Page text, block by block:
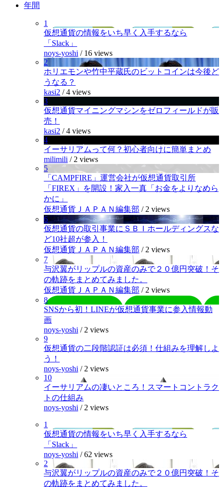
年間
1
仮想通貨の情報をいち早く入手するなら
「Slack」
noys-yoshi / 16 views
2
ホリエモンや竹中平蔵氏のビットコインは今後ど
うなる？
kasi2 /4 views
3
仮想通貨マイニングマシンをゼロフィールドが販
売！
kasi2 /4 views
4
イーサリアムって何？初心者向けに簡単まとめ
milimili / 2 views
5
「CAMPFIRE」運営会社が仮想通貨取引所
「FIREX」を開設！家入一真「お金をよりなめら
かに」
仮想通貨ＪＡＰＡＮ編集部 / 2 views
6
仮想通貨の取引事業にＳＢＩホールディングスな
ど10社超が参入！
仮想通貨ＪＡＰＡＮ編集部 / 2 views
7
与沢翼がリップルの資産のみで２０億円突破！そ
の軌跡をまとめてみました。
仮想通貨ＪＡＰＡＮ編集部 / 2 views
8
SNSから初！LINEが仮想通貨事業に参入情報動
画
noys-yoshi / 2 views
9
仮想通貨の二段階認証は必須！仕組みを理解しよ
う！
noys-yoshi / 2 views
10
イーサリアムの凄いところ！スマートコントラク
トの仕組み
noys-yoshi / 2 views
1
仮想通貨の情報をいち早く入手するなら
「Slack」
noys-yoshi /62 views
2
与沢翼がリップルの資産のみで２０億円突破！そ
の軌跡をまとめてみました。